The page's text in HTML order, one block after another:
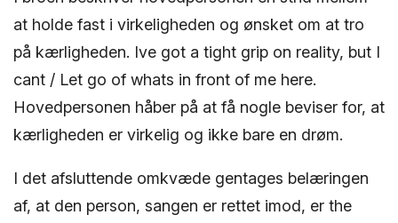
at holde fast i virkeligheden og ønsket om at tro
på kærligheden. Ive got a tight grip on reality, but I
cant / Let go of whats in front of me here.
Hovedpersonen håber på at få nogle beviser for, at
kærligheden er virkelig og ikke bare en drøm.
I det afsluttende omkvæde gentages belæringen
af, at den person, sangen er rettet imod, er the